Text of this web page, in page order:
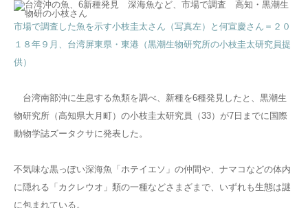
市場で調査した魚を示す小枝圭太さん（写真左）と何宣慶さん＝２０
１８年９月、台湾屏東県・東港（黒潮生物研究所の小枝圭太研究員提
供）
台湾南部沖に生息する魚類を調べ、新種を6種発見したと、黒潮生
物研究所（高知県大月町）の小枝圭太研究員（33）が7日までに国際
動物学誌ズータクサに発表した。
不気味な黒っぽい深海魚「ホテイエソ」の仲間や、ナマコなどの体内
に隠れる「カクレウオ」類の一種などさまざまで、いずれも生態は謎
に包まれている。